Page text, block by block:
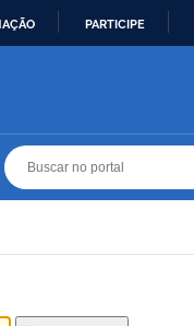
PARTICIPE